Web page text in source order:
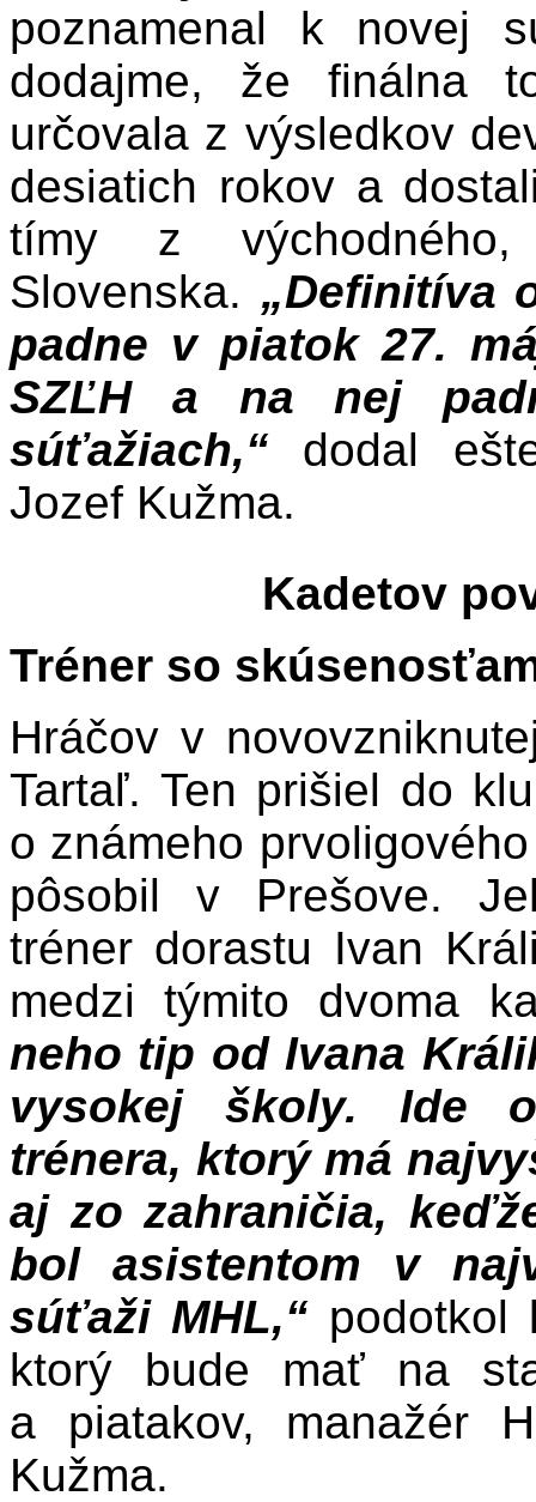
poznamenal k novej
dodajme, že finálna
určovala z výsledkov
desiatich rokov a
tímy z
Slovenska. „Definitíva
padne v piatok 27.
SZĽH a na nej
súťažiach,“ dodal
Jozef Kužma.
Kadetov
Tréner so
Hráčov v
Tartaľ. Ten prišiel do
o známeho
pôsobil v Prešove.
tréner dorastu Ivan
medzi týmito dvoma
neho tip od Ivana
vysokej školy. Ide
trénera, ktorý má
aj zo zahraničia,
bol asistentom v
súťaži MHL,“podotkol
ktorý bude mať na
a piatakov, manažér
Kužma.